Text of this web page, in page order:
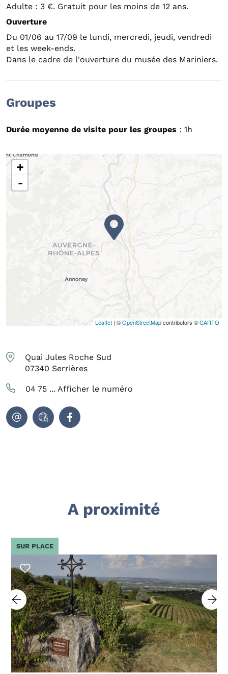
Adulte : 3 €. Gratuit pour les moins de 12 ans.
Ouverture
Du 01/06 au 17/09 le lundi, mercredi, jeudi, vendredi
et les week-ends.
Dans le cadre de l'ouverture du musée des Mariniers.
Groupes
Durée moyenne de visite pour les groupes : 1h
+
-
Leaflet | ©OpenStreetMapcontributors ©CARTO
Quai Jules Roche Sud
07340 Serrières
04 75 ... Afficher le numéro
A proximité
SUR PLACE